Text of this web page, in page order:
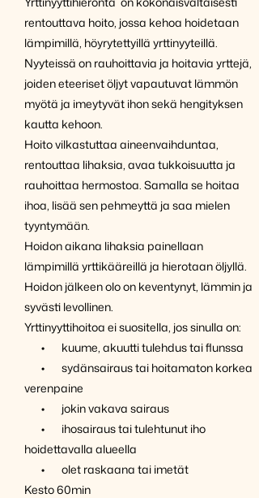
rentouttava hoito, jossa kehoa hoidetaan
lämpimillä, höyrytettyillä yrttinyyteillä.
Nyyteissä on rauhoittavia ja hoitavia yrttejä,
joiden eteeriset öljyt vapautuvat lämmön
myötä ja imeytyvät ihon sekä hengityksen
kautta kehoon.
Hoito vilkastuttaa aineenvaihduntaa,
rentouttaa lihaksia, avaa tukkoisuutta ja
rauhoittaa hermostoa. Samalla se hoitaa
ihoa, lisää sen pehmeyttä ja saa mielen
tyyntymään.
Hoidon aikana lihaksia painellaan
lämpimillä yrttikääreillä ja hierotaan öljyllä.
Hoidon jälkeen olo on keventynyt, lämmin ja
syvästi levollinen.
Yrttinyyttihoitoa ei suositella, jos sinulla on:
• kuume, akuutti tulehdus tai flunssa
• sydänsairaus tai hoitamaton korkea
verenpaine
• jokin vakava sairaus
• ihosairaus tai tulehtunut iho
hoidettavalla alueella
• olet raskaana tai imetät
Kesto 60min